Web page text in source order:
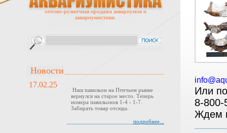
Или
8-
Ждем
оптово-розничная продажа аквариумов и
аквариумистики.
Новости
17.02.25
Наш павильон на Птичьем рынке
вернулся на старое место. Теперь
номера павильонов 1-4 - 1-7.
Забирать товар отсюда.
подробнее...